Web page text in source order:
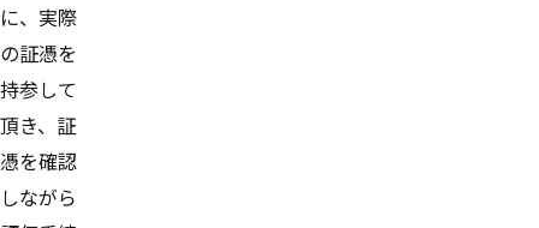
に、実際
の証憑を
持参して
頂き、証
憑を確認
しながら